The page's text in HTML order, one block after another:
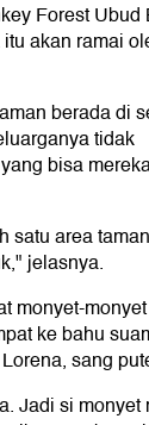
Forest Ubud
akan ramai
berada di
tidak
bisa
satu area taman
jelasnya.
monyet-monyet
ke bahu
sang
Jadi si monyet